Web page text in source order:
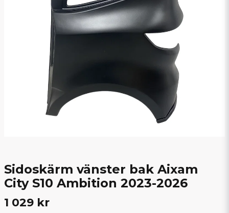
Sidoskärm vänster bak Aixam
City S10 Ambition 2023-2026
1 029 kr